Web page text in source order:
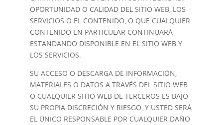
OPORTUNIDAD O CALIDAD DEL SITIO WEB, LOS
SERVICIOS O EL CONTENIDO, O QUE CUALQUIER
CONTENIDO EN PARTICULAR CONTINUARÁ
ESTANDANDO DISPONIBLE EN EL SITIO WEB Y
LOS SERVICIOS.
SU ACCESO O DESCARGA DE INFORMACIÓN,
MATERIALES O DATOS A TRAVÉS DEL SITIO WEB
O CUALQUIER SITIO WEB DE TERCEROS ES BAJO
SU PROPIA DISCRECIÓN Y RIESGO, Y USTED SERÁ
EL ÚNICO RESPONSABLE POR CUALQUIER DAÑO